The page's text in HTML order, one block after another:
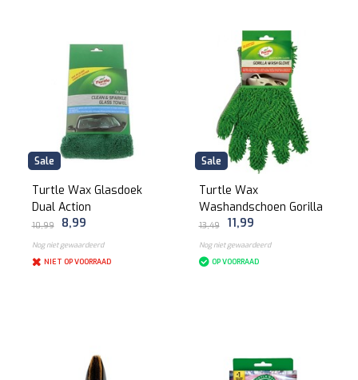
Sale
Turtle Wax Glasdoek
Dual Action
10,99 8,99
Nog niet gewaardeerd
NIET OP VOORRAAD
Sale
Turtle Wax
Washandschoen Gorilla
13,49 11,99
Nog niet gewaardeerd
OP VOORRAAD